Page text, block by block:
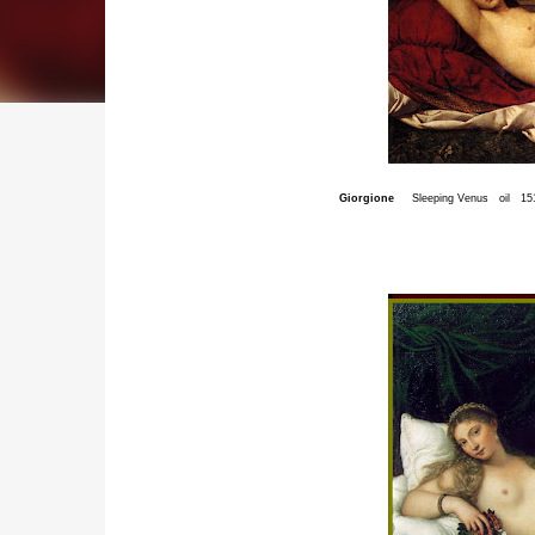
Giorgione Sleeping Venus oil